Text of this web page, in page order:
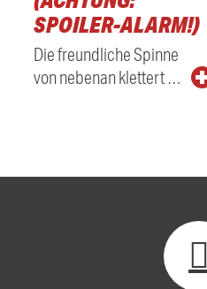
SPOILER-ALARM!)
Die freundliche Spinne
von nebenan klettert …